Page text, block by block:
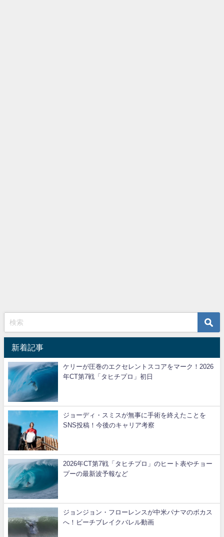
新着記事
ケリーが圧巻のエクセレントスコアをマーク！2026
年CT第7戦「タヒチプロ」初日
ジョーディ・スミスが無事に手術を終えたことを
SNS投稿！今後のキャリア考察
2026年CT第7戦「タヒチプロ」のヒート表やチョー
プーの最新波予報など
ジョンジョン・フローレンスが中米パナマのボカス
へ！ビーチブレイクバレル動画